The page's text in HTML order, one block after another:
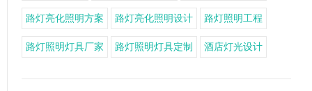
路灯亮化照明方案 路灯亮化照明设计 路灯照明工程
路灯照明灯具厂家 路灯照明灯具定制 酒店灯光设计